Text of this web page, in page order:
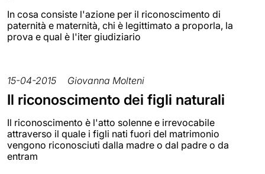
In cosa consiste l'azione per il riconoscimento di
paternità e maternità, chi è legittimato a proporla, la
prova e qual è l'iter giudiziario
15-04-2015 Giovanna Molteni
Il riconoscimento dei figli naturali
Il riconoscimento è l'atto solenne e irrevocabile
attraverso il quale i figli nati fuori del matrimonio
vengono riconosciuti dalla madre o dal padre o da
entram